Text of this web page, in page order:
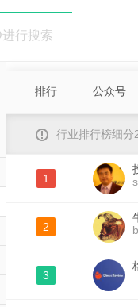
排行 公众号
行业排行榜细分
1
2
3